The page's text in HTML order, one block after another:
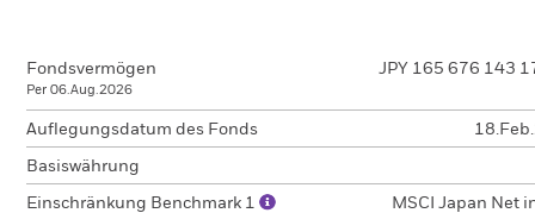
Fondsvermögen
Per 06.Aug.2026
JPY 165 676 143
Auflegungsdatum des Fonds
Basiswährung
Einschränkung Benchmark 1
MSCI Japan Net